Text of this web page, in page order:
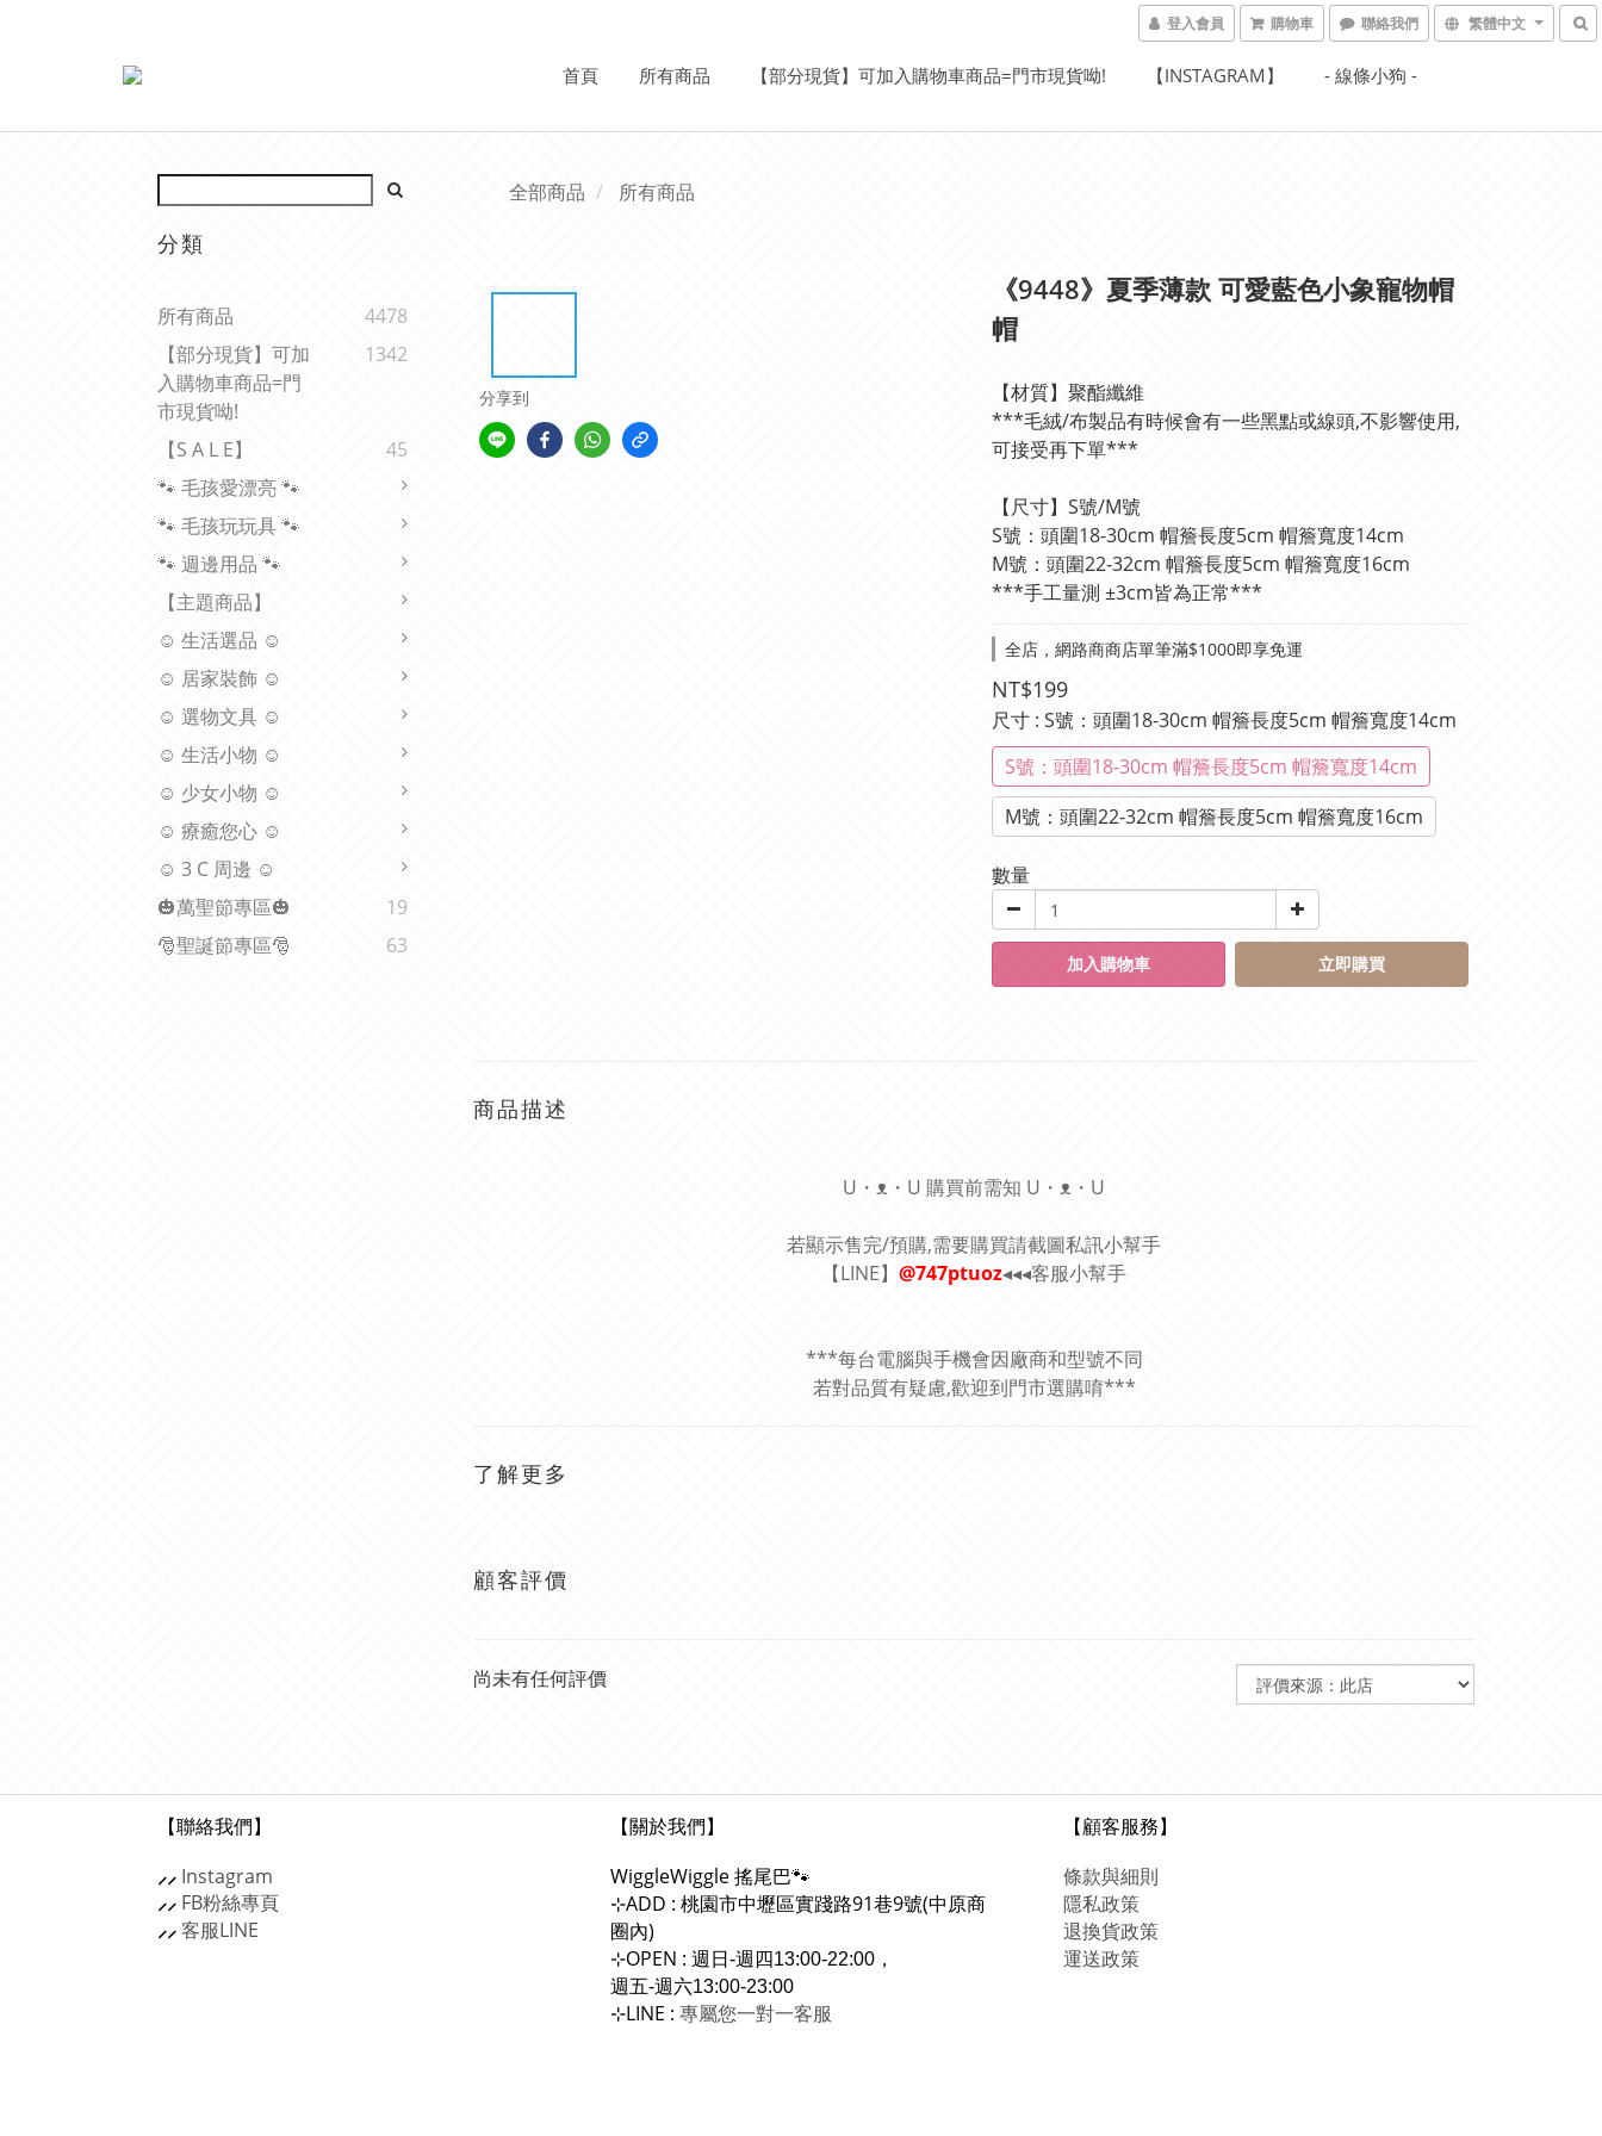
登入會員 購物車 聯絡我們 繁體中文
首頁 所有商品 【部分現貨】可加入購物車商品=門市現貨呦! 【INSTAGRAM】 - 線條小狗 -
分類
所有商品
4478
【部分現貨】可加
入購物車商品=門
市現貨呦!
1342
【s A L E】
45
🐾 毛孩愛漂亮 🐾
🐾 毛孩玩玩具 🐾
🐾 週邊用品 🐾
【主題商品】
☺ 生活選品 ☺
☺ 居家裝飾 ☺
☺ 選物文具 ☺
☺ 生活小物 ☺
☺ 少女小物 ☺
☺ 療癒您心 ☺
☺ 3 C 周邊 ☺
🎃萬聖節專區🎃
19
🎅聖誕節專區🎅
63
全部商品 所有商品
分享到
《9448》夏季薄款 可愛藍色小象寵物帽
帽
【材質】聚酯纖維
***毛絨/布製品有時候會有一些黑點或線頭,不影響使用,
可接受再下單***
【尺寸】S號/M號
S號：頭圍18-30cm 帽簷長度5cm 帽簷寬度14cm
M號：頭圍22-32cm 帽簷長度5cm 帽簷寬度16cm
***手工量測 ±3cm皆為正常***
全店，網路商商店單筆滿$1000即享免運
NT$199
尺寸 : S號：頭圍18-30cm 帽簷長度5cm 帽簷寬度14cm
S號：頭圍18-30cm 帽簷長度5cm 帽簷寬度14cm
M號：頭圍22-32cm 帽簷長度5cm 帽簷寬度16cm
數量
加入購物車 立即購買
商品描述
U・ᴥ・U 購買前需知 U・ᴥ・U
若顯示售完/預購,需要購買請截圖私訊小幫手
【LINE】 @747ptuoz◂◂◂客服小幫手
***每台電腦與手機會因廠商和型號不同
若對品質有疑慮,歡迎到門市選購唷***
了解更多
顧客評價
尚未有任何評價
【聯絡我們】
⸝⸝ Instagram
⸝⸝ FB粉絲專頁
⸝⸝客服LINE
【關於我們】
WiggleWiggle搖尾巴🐾
⊹ADD : 桃園市中壢區實踐路91巷9號(中原商
圈內)
⊹OPEN : 週日-週四13:00-22:00，
週五-週六13:00-23:00
⊹LINE : 專屬您一對一客服
【顧客服務】
條款與細則
隱私政策
退換貨政策
運送政策